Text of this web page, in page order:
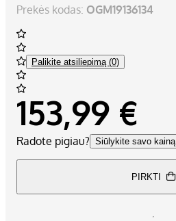
Prekės kodas: OGM19136134
Palikite atsiliepimą (0)
153,99 €
Radote pigiau? Siūlykite savo kainą
PIRKTI